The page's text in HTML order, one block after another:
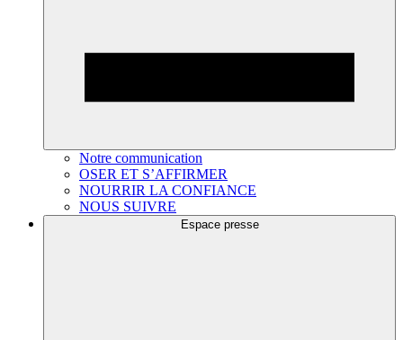
Notre communication
OSER ET S’AFFIRMER
NOURRIR LA CONFIANCE
NOUS SUIVRE
Espace presse